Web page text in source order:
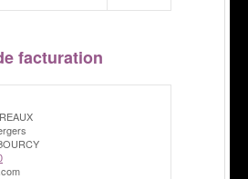
facturation